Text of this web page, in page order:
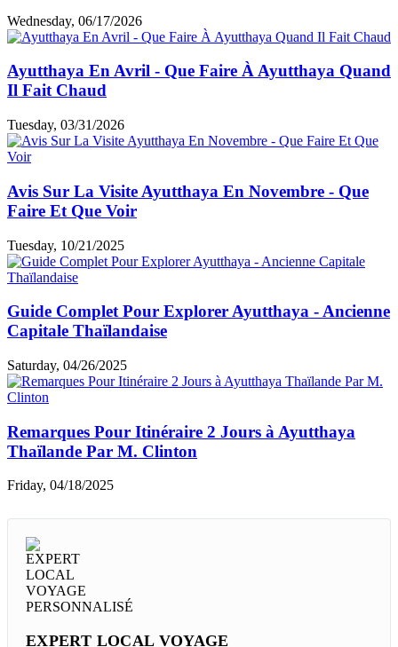
Wednesday, 06/17/2026
Ayutthaya En Avril - Que Faire À Ayutthaya Quand
Il Fait Chaud
Tuesday, 03/31/2026
Avis Sur La Visite Ayutthaya En Novembre - Que
Faire Et Que Voir
Tuesday, 10/21/2025
Guide Complet Pour Explorer Ayutthaya - Ancienne
Capitale Thaïlandaise
Saturday, 04/26/2025
Remarques Pour Itinéraire 2 Jours à Ayutthaya
Thaïlande Par M. Clinton
Friday, 04/18/2025
EXPERT LOCAL VOYAGE